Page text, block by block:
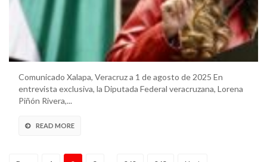
Comunicado Xalapa, Veracruz a 1 de agosto de 2025 En
entrevista exclusiva, la Diputada Federal veracruzana, Lorena
Piñón Rivera,...
READ MORE